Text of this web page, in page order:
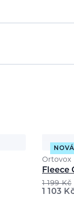
Ortovox
Fleece
1 199Kč
1 103